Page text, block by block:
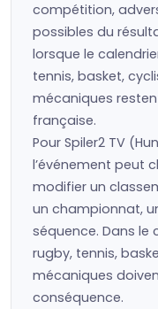
compétition,
possibles du
lorsque le
tennis, basket,
mécaniques
française.
Pour Spiler2 TV
l’événement peut
modifier un
un championnat,
séquence. Dans le
rugby, tennis,
mécaniques
conséquence.